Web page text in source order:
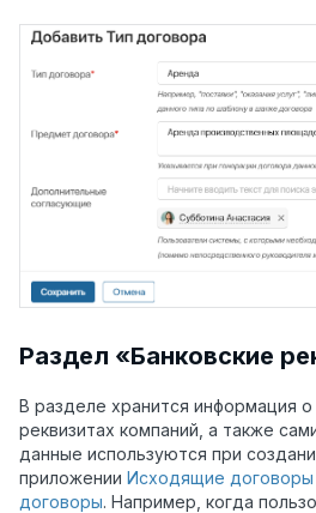
Раздел «Банковские
В разделе хранится информация о
реквизитах компаний, а также
данные используются при
приложении Исходящие договоры
договоры. Например, когда